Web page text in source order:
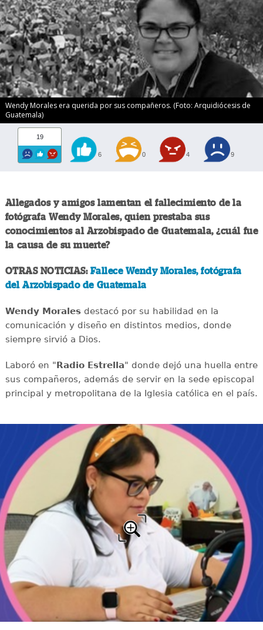
Wendy Morales era querida por sus compañeros. (Foto: Arquidiócesis de
Guatemala)
19
6 0 4 9
Allegados y amigos lamentan el fallecimiento de la
fotógrafa Wendy Morales, quien prestaba sus
conocimientos al Arzobispado de Guatemala, ¿cuál fue
la causa de su muerte?
OTRAS NOTICIAS: Fallece Wendy Morales, fotógrafa
del Arzobispado de Guatemala
Wendy Moralesdestacó por su habilidad en la
comunicación y diseño en distintos medios, donde
siempre sirvió a Dios.
Laboró en "Radio Estrella" donde dejó una huella entre
sus compañeros, además de servir en la sede episcopal
principal y metropolitana de la Iglesia católica en el país.